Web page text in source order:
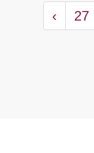
27
›